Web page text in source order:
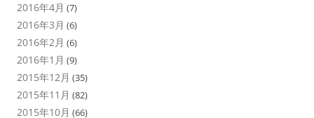
2016年4月 (7)
2016年3月 (6)
2016年2月 (6)
2016年1月 (9)
2015年12月 (35)
2015年11月 (82)
2015年10月 (66)